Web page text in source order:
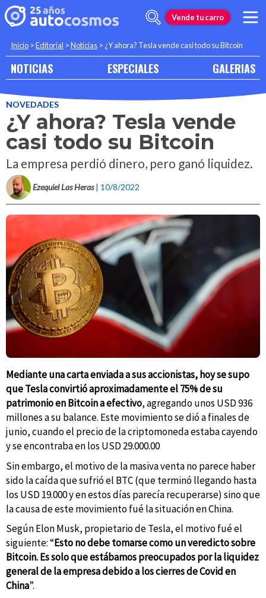
Vende tu carro
Inicio >Editorial >Noticias > ¿Y ahora? Tesla vende casi todo su Bitcoin
NOTICIAS ESPECIALES GALERIAS
NOVEDADES
¿Y ahora? Tesla vende
casi todo su Bitcoin
La empresa perdió dinero, pero ganó liquidez.
Ezequiel Las Heras | 10/8/2022
Mediante una carta enviada a sus accionistas, hoy se supo
que Tesla convirtió aproximadamente el 75% de su
patrimonio en Bitcoin a efectivo, agregando unos USD 936
millones a su balance. Este movimiento se dió a finales de
junio, cuando el precio de la criptomoneda estaba cayendo
y se encontraba en los USD 29.000.00
Sin embargo, el motivo de la masiva venta no parece haber
sido la caída que sufrió el BTC (que terminó llegando hasta
los USD 19.000 y en estos días parecía recuperarse) sino que
la causa de este movimiento fué la situación en China.
Según Elon Musk, propietario de Tesla, el motivo fué el
siguiente: “Esto no debe tomarse como un veredicto sobre
Bitcoin. Es solo que estábamos preocupados por la liquidez
general de la empresa debido a los cierres de Covid en
China”.